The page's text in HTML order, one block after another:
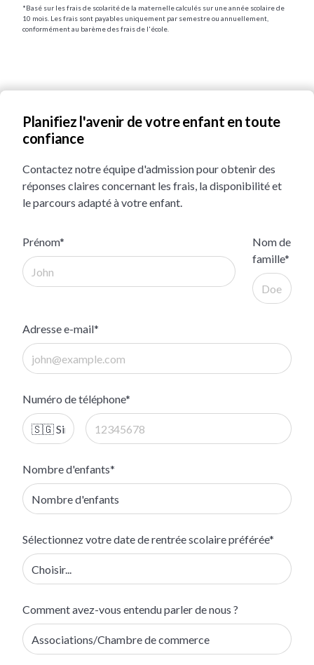
*Basé sur les frais de scolarité de la maternelle calculés sur une année scolaire de
10 mois. Les frais sont payables uniquement par semestre ou annuellement,
conformément au barème des frais de l'école.
Planifiez l'avenir de votre enfant en toute
confiance
Contactez notre équipe d'admission pour obtenir des
réponses claires concernant les frais, la disponibilité et
le parcours adapté à votre enfant.
Prénom*
Nom de
famille*
Adresse e-mail*
Numéro de téléphone*
Nombre d'enfants*
Sélectionnez votre date de rentrée scolaire préférée*
Comment avez-vous entendu parler de nous ?